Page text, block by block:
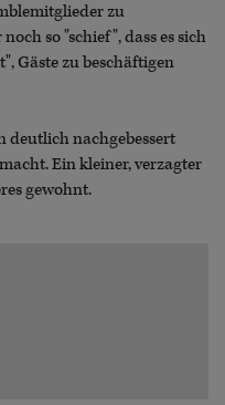
zu
so "schief", dass es sich
Gäste zu beschäftigen
deutlich nachgebessert
Ein kleiner, verzagter
gewohnt.